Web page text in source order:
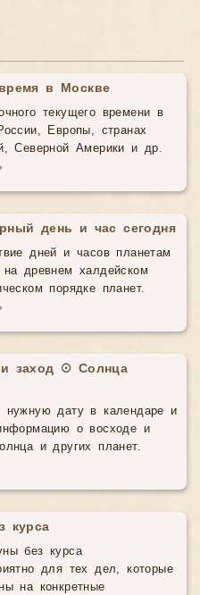
в Москве
текущего времени в
Европы, странах
Северной Америки и др.
день и час сегодня
дней и часов планетам
на древнем халдейском
порядке планет.
заход ☉ Солнца
нужную дату в календаре и
о восходе и
и других планет.
курса
без курса
для тех дел, которые
на конкретные